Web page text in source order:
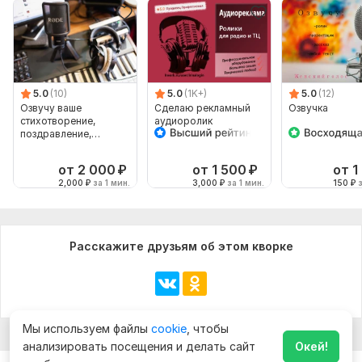
5.0 (10)
Озвучу ваше
стихотворение,
поздравление,
от 2 000 ₽
2,000 ₽ за 1 мин.
5.0 (1K+)
Сделаю рекламный
аудиоролик
от 1 500 ₽
3,000 ₽ за 1 мин.
5.0 (12)
Озвучка
от
150 ₽
Расскажите друзьям об этом кворке
Мы используем файлы cookie , чтобы
анализировать посещения и делать сайт
Окей!